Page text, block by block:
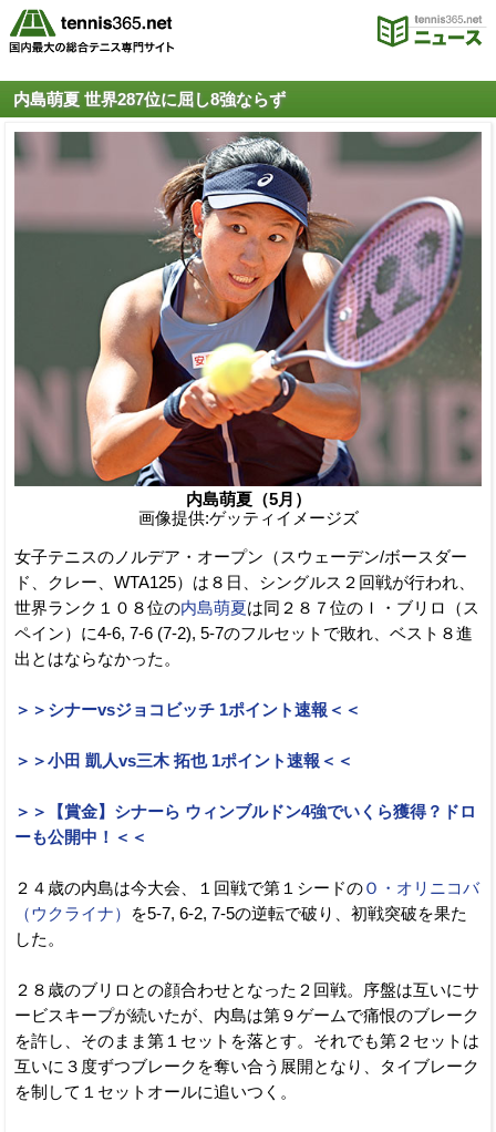
内島萌夏 世界287位に屈し8強ならず
内島萌夏（5月）
画像提供:ゲッティイメージズ
女子テニスのノルデア・オープン（スウェーデン/ボースダー
ド、クレー、WTA125）は８日、シングルス２回戦が行われ、
世界ランク１０８位の内島萌夏 は同２８７位のＩ・ブリロ（ス
ペイン）に4-6, 7-6 (7-2), 5-7のフルセットで敗れ、ベスト８進
出とはならなかった。
＞＞シナーvsジョコビッチ 1ポイント速報＜＜
＞＞小田 凱人vs三木 拓也 1ポイント速報＜＜
＞＞【賞金】シナーら ウィンブルドン4強でいくら獲得？ドロ
ーも公開中！＜＜
２４歳の内島は今大会、１回戦で第１シードのＯ・オリニコバ
（ウクライナ）
を5-7, 6-2, 7-5の逆転で破り、初戦突破を果た
した。
２８歳のブリロとの顔合わせとなった２回戦。序盤は互いにサ
ービスキープが続いたが、内島は第９ゲームで痛恨のブレーク
を許し、そのまま第１セットを落とす。それでも第２セットは
互いに３度ずつブレークを奪い合う展開となり、タイブレーク
を制して１セットオールに追いつく。